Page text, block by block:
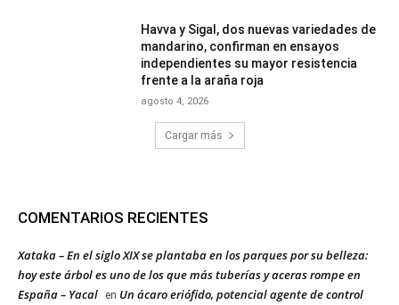
Havva y Sigal, dos nuevas variedades de
mandarino, confirman en ensayos
independientes su mayor resistencia
frente a la araña roja
agosto 4, 2026
Cargar más
COMENTARIOS RECIENTES
Xataka – En el siglo XIX se plantaba en los parques por su belleza:
hoy este árbol es uno de los que más tuberías y aceras rompe en
España – Yacal
en Un ácaro eriófido, potencial agente de control